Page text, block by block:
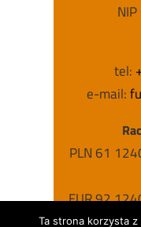
tel:
e-mail:
PLN 61
EUR 92
Ta strona korzysta z